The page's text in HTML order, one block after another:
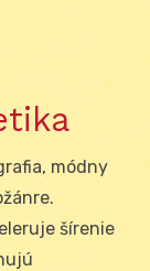
módny
šírenie